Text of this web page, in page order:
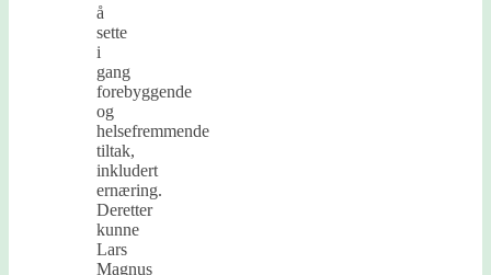
å
sette
i
gang
forebyggende
og
helsefremmende
tiltak,
inkludert
ernæring.
Deretter
kunne
Lars
Magnus